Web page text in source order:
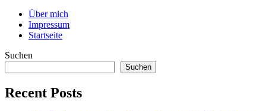
würden
linker
wählen
ganzen
Welt
→
Über mich
Impressum
Startseite
Suchen
Suchen
Recent Posts